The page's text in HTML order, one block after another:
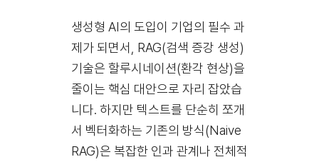
생성형 AI의 도입이 기업의 필수 과
제가 되면서, RAG(검색 증강 생성)
기술은 할루시네이션(환각 현상)을
줄이는 핵심 대안으로 자리 잡았습
니다. 하지만 텍스트를 단순히 쪼개
서 벡터화하는 기존의 방식(Naive
RAG)은 복잡한 인과 관계나 전체적